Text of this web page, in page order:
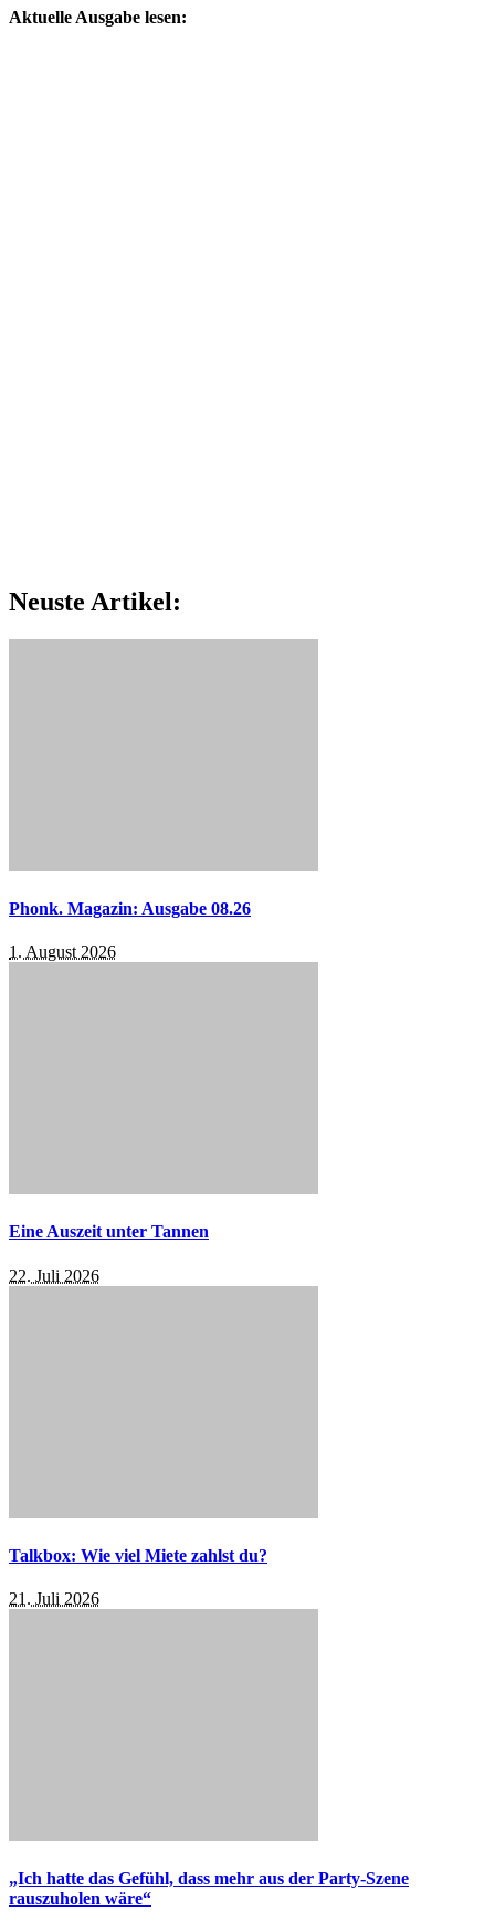
Aktuelle Ausgabe lesen:
Neuste Artikel:
Phonk. Magazin: Ausgabe 08.26
1. August 2026
Eine Auszeit unter Tannen
22. Juli 2026
Talkbox: Wie viel Miete zahlst du?
21. Juli 2026
„Ich hatte das Gefühl, dass mehr aus der Party-Szene
rauszuholen wäre“